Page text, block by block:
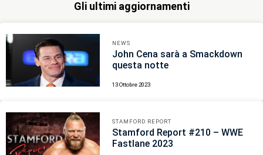
Gli ultimi aggiornamenti
NEWS
John Cena sarà a Smackdown
questa notte
13 Ottobre 2023
STAMFORD REPORT
Stamford Report #210 – WWE
Fastlane 2023